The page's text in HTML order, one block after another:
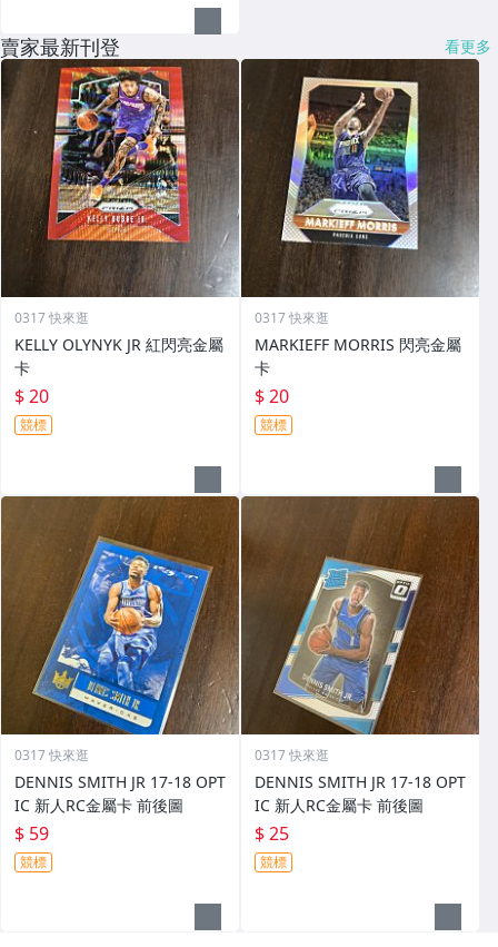
賣家最新刊登 看更多
0317 快來逛
KELLY OLYNYK JR 紅閃亮金屬
卡
$ 20
競標
0317 快來逛
MARKIEFF MORRIS 閃亮金屬
卡
$ 20
競標
0317 快來逛
DENNIS SMITH JR 17-18 OPT
IC 新人RC金屬卡 前後圖
$ 59
競標
0317 快來逛
DENNIS SMITH JR 17-18 OPT
IC 新人RC金屬卡 前後圖
$ 25
競標